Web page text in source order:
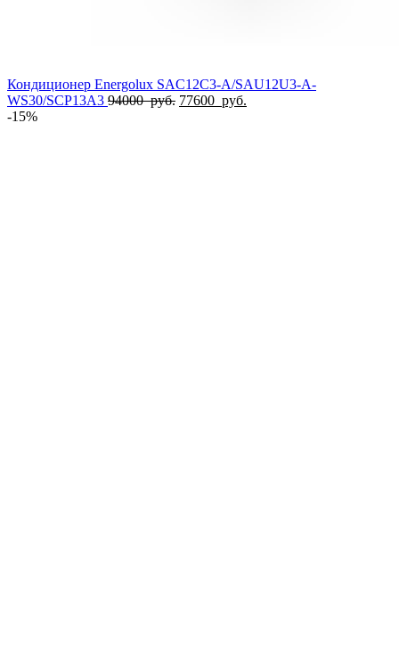
Кондиционер Energolux SAC12C3-A/SAU12U3-A-
WS30/SCP13A3 94000руб. Первоначальная
77600 руб.
-15%